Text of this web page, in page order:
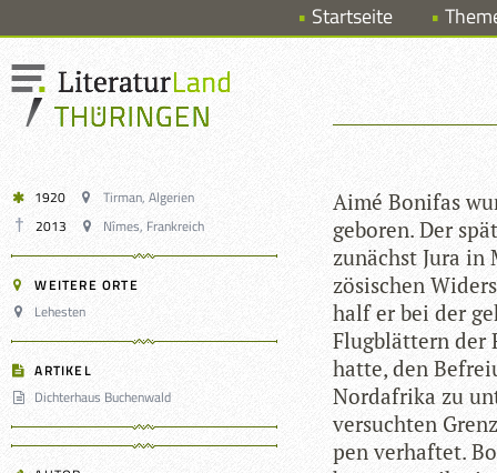
Startseite
1920
Tirman, Algerien
2013
Nîmes, Frankreich
WEITERE ORTE
Lehesten
ARTIKEL
Dichterhaus Buchenwald
Aimé Boni­fas
gebo­ren. Der
zunächst Jura
zö­si­schen
half er bei der
Flug­blät­tern der
hatte, den
Nord­afrika zu
ver­such­ten
pen ver­haf­tet.